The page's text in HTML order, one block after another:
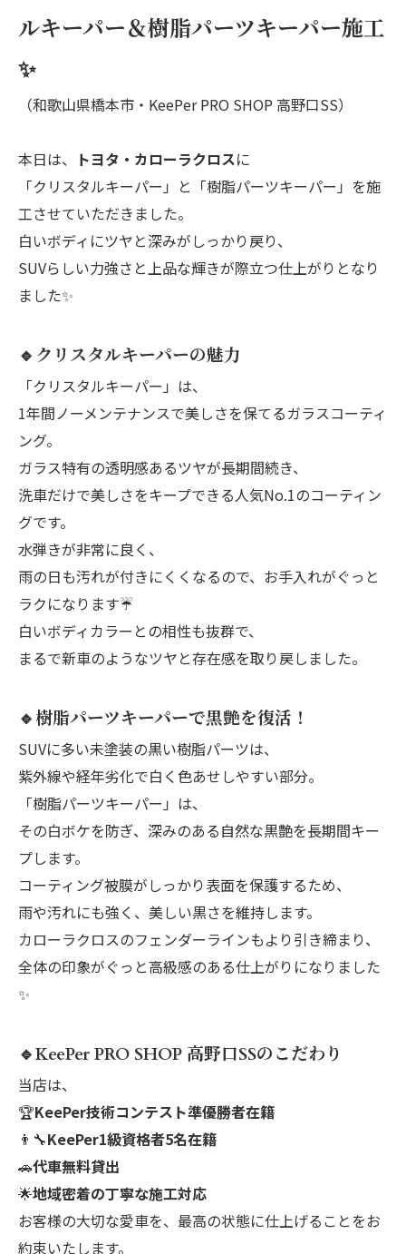
ルキーパー＆樹脂パーツキーパー施工
✨
（和歌山県橋本市・KeePer PRO SHOP 高野口SS）
本日は、 トヨタ・カローラクロスに
「クリスタルキーパー」と「樹脂パーツキーパー」を施
工させていただきました。
白いボディにツヤと深みがしっかり戻り、
SUVらしい力強さと上品な輝きが際立つ仕上がりとなり
ました✨
🔹クリスタルキーパーの魅力
「クリスタルキーパー」は、
1年間ノーメンテナンスで美しさを保てるガラスコーティ
ング。
ガラス特有の透明感あるツヤが長期間続き、
洗車だけで美しさをキープできる人気No.1のコーティン
グです。
水弾きが非常に良く、
雨の日も汚れが付きにくくなるので、お手入れがぐっと
ラクになります☔️
白いボディカラーとの相性も抜群で、
まるで新車のようなツヤと存在感を取り戻しました。
🔹樹脂パーツキーパーで黒艶を復活！
SUVに多い未塗装の黒い樹脂パーツは、
紫外線や経年劣化で白く色あせしやすい部分。
「樹脂パーツキーパー」は、
その白ボケを防ぎ、深みのある自然な黒艶を長期間キー
プします。
コーティング被膜がしっかり表面を保護するため、
雨や汚れにも強く、美しい黒さを維持します。
カローラクロスのフェンダーラインもより引き締まり、
全体の印象がぐっと高級感のある仕上がりになりました
✨
🔹KeePer PRO SHOP 高野口SSのこだわり
当店は、
🏆KeePer技術コンテスト準優勝者在籍
👨‍🔧KeePer1級資格者5名在籍
🚗代車無料貸出
🌟地域密着の丁寧な施工対応
お客様の大切な愛車を、最高の状態に仕上げることをお
約束いたします。